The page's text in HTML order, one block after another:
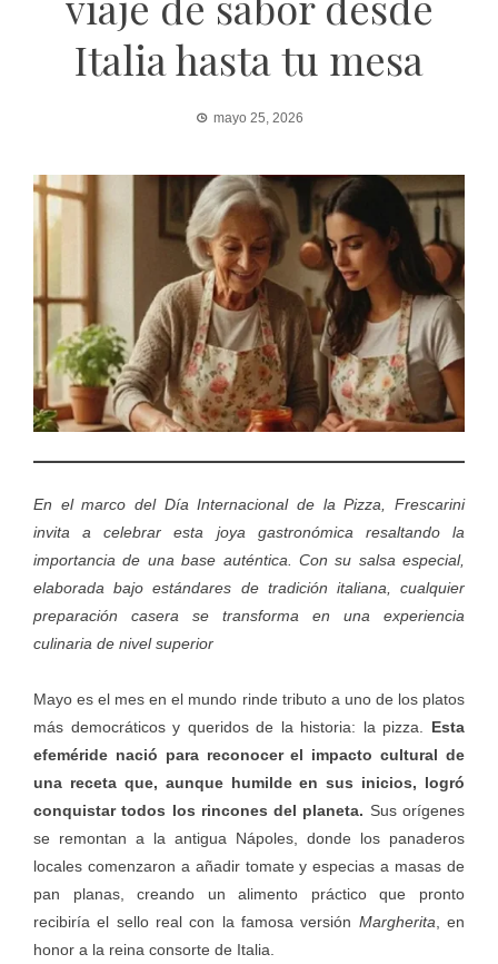
Italia hasta tu mesa
mayo 25, 2026
En el marco del Día Internacional de la Pizza, Frescarini
invita a celebrar esta joya gastronómica resaltando la
importancia de una base auténtica. Con su salsa especial,
elaborada bajo estándares de tradición italiana, cualquier
preparación casera se transforma en una experiencia
culinaria de nivel superior
Mayo es el mes en el mundo rinde tributo a uno de los platos
más democráticos y queridos de la historia: la pizza. Esta
efeméride nació para reconocer el impacto cultural de
una receta que, aunque humilde en sus inicios, logró
conquistar todos los rincones del planeta. Sus orígenes
se remontan a la antigua Nápoles, donde los panaderos
locales comenzaron a añadir tomate y especias a masas de
pan planas, creando un alimento práctico que pronto
recibiría el sello real con la famosa versión Margherita , en
honor a la reina consorte de Italia.